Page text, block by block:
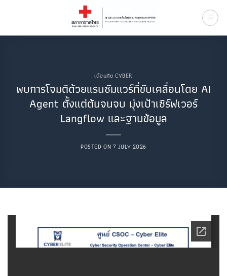
เตือนภัย CYBER
พบการโจมตีด้วยแรนซัมแวร์ที่ขับเคลื่อนโดย AI
Agent ตั้งแต่ต้นจนจบ มุ่งเป้าเซิร์ฟเวอร์
Langflow และฐานข้อมูล
POSTED ON 7 JULY 2026